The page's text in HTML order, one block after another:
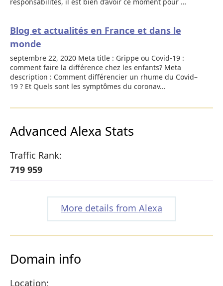
Blog et actualités en France et dans le
monde
septembre 22, 2020 Meta title : Grippe ou Covid-19 :
comment faire la différence chez les enfants? Meta
description : Comment différencier un rhume du Covid–
19 ? Et Quels sont les symptômes du coronav...
Advanced Alexa Stats
Traffic Rank:
719 959
More details from Alexa
Domain info
Location: